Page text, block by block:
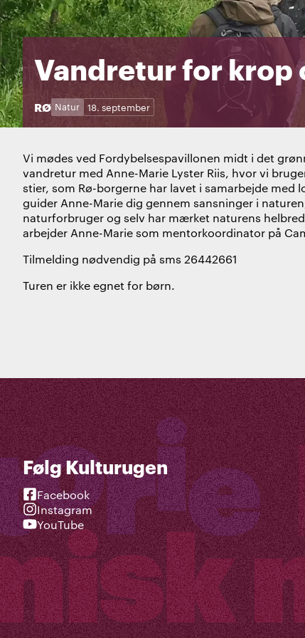
Vandretur for krop
STED:
RØ
Kategorier:
Natur
Dage: 18. september
Vi mødes ved Fordybelsespavillonen midt i det
vandretur med Anne-Marie Lyster Riis, hvor vi
stier, som Rø-borgerne har lavet i samarbejde med
guider Anne-Marie dig gennem sansninger i
naturforbruger og selv har mærket naturens
arbejder Anne-Marie som mentorkoordinator på
Tilmelding nødvendig på sms 26442661
Turen er ikke egnet for børn.
Følg Kulturugen
Facebook
Instagram
YouTube